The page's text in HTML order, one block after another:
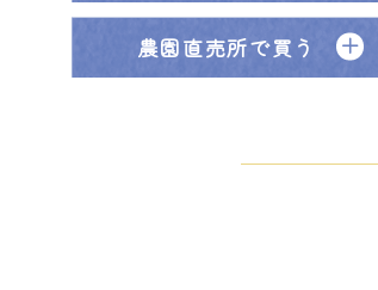
農園直売所で買う